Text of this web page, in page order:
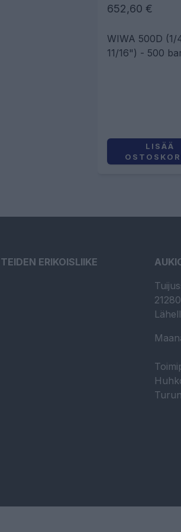
652,60 €
WIWA 500D (1/
11/16") - 500
LISÄÄ
ERIKOISLIIKE